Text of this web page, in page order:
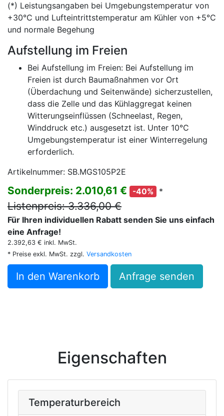
(*) Leistungsangaben bei Umgebungstemperatur von
+30°C und Lufteintrittstemperatur am Kühler von +5°C
und normale Begehung
Aufstellung im Freien
Bei Aufstellung im Freien: Bei Aufstellung im
Freien ist durch Baumaßnahmen vor Ort
(Überdachung und Seitenwände) sicherzustellen,
dass die Zelle und das Kühlaggregat keinen
Witterungseinflüssen (Schneelast, Regen,
Winddruck etc.) ausgesetzt ist. Unter 10°C
Umgebungstemperatur ist einer Winterregelung
erforderlich.
Artikelnummer: SB.MGS105P2E
Sonderpreis: 2.010,61 € -40% *
Listenpreis: 3.336,00 €
Für Ihren individuellen Rabatt senden Sie uns einfach
eine Anfrage!
2.392,63 € inkl. MwSt.
* Preise exkl. MwSt. zzgl. Versandkosten
In den Warenkorb Anfrage senden
Eigenschaften
Temperaturbereich